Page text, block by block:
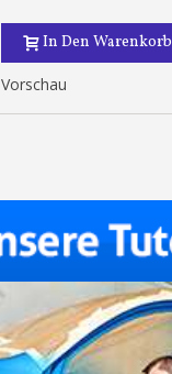
In Den Warenkorb
Vorschau